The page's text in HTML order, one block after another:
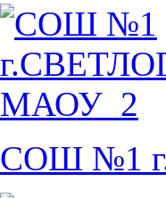
СОШ №1